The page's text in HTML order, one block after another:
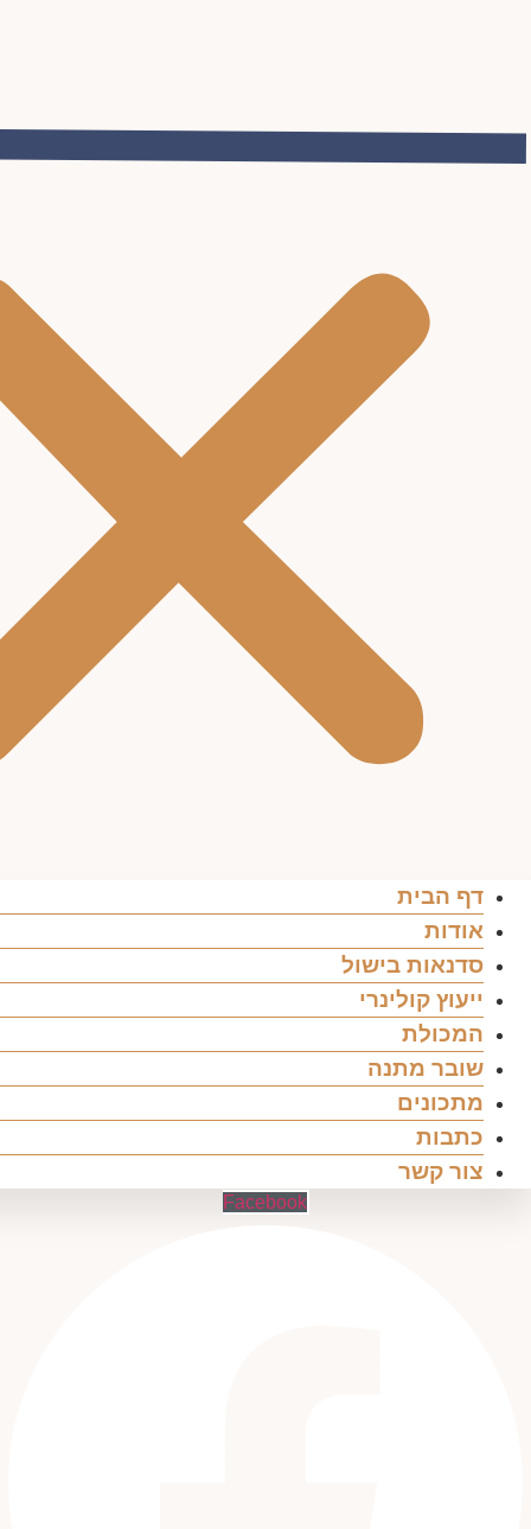
דף הבית
אודות
סדנאות בישול
ייעוץ קולינרי
המכולת
שובר מתנה
מתכונים
כתבות
צור קשר
Facebook